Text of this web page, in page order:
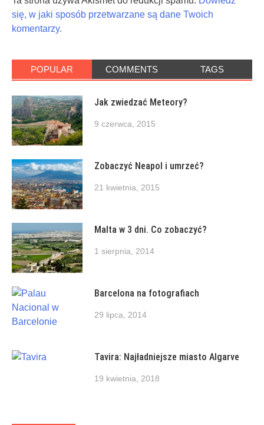
się, w jaki sposób przetwarzane są dane Twoich
komentarzy.
POPULAR COMMENTS TAGS
Jak zwiedzać Meteory?
9 czerwca, 2015
Zobaczyć Neapol i umrzeć?
21 kwietnia, 2015
Malta w 3 dni. Co zobaczyć?
1 sierpnia, 2014
Barcelona na fotografiach
29 lipca, 2014
Tavira: Najładniejsze miasto Algarve
19 kwietnia, 2018